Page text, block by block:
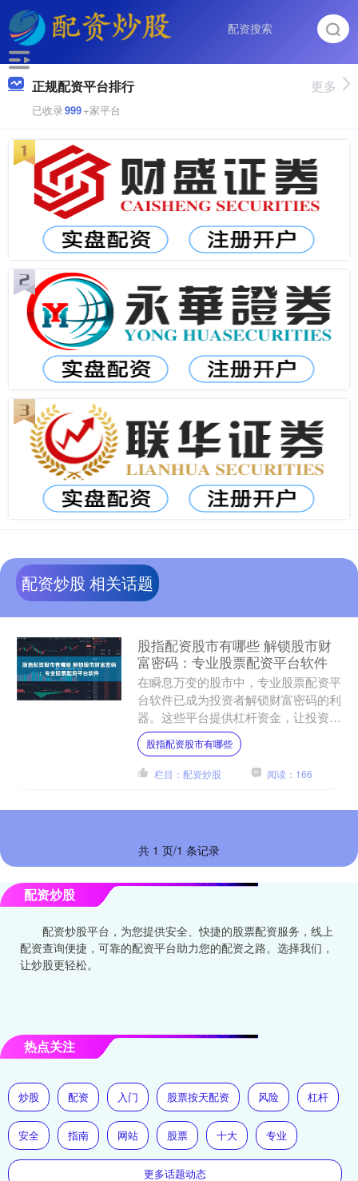
正规配资平台排行
已收录999+家平台
更多
配资炒股 相关话题
股指配资股市有哪些 解锁股市财
富密码：专业股票配资平台软件
在瞬息万变的股市中，专业股票配资平
台软件已成为投资者解锁财富密码的利
器。这些平台提供杠杆资金，让投资者
以更小的本金撬动更大的收益。 配资
的优势在于，它可以放大投....
股指配资股市有哪些
栏目：配资炒股 阅读：166
共 1 页/1 条记录
配资炒股
配资炒股平台，为您提供安全、快捷的股票配资服务，线上
配资查询便捷，可靠的配资平台助力您的配资之路。选择我们，
让炒股更轻松。
热点关注
炒股 配资 入门 股票按天配资 风险 杠杆
安全 指南 网站 股票 十大 专业
更多话题动态